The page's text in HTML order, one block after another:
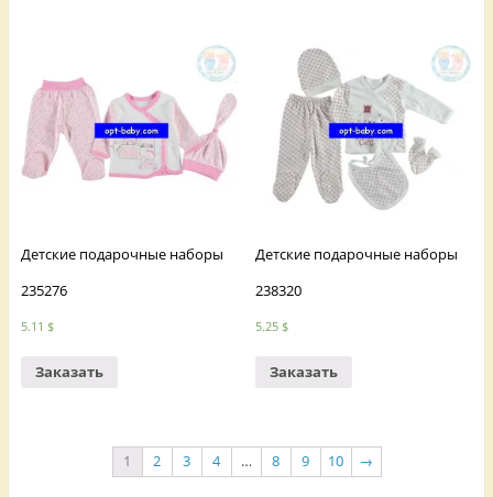
Детские подарочные наборы
235276
5.11 $
Заказать
Детские подарочные наборы
238320
5.25 $
Заказать
1 2 3 4 … 8 9 10 →